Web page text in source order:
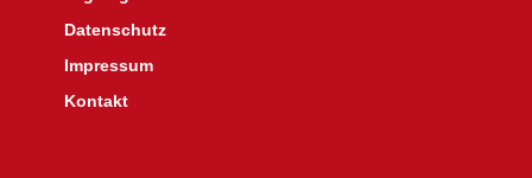
Datenschutz
Impressum
Kontakt